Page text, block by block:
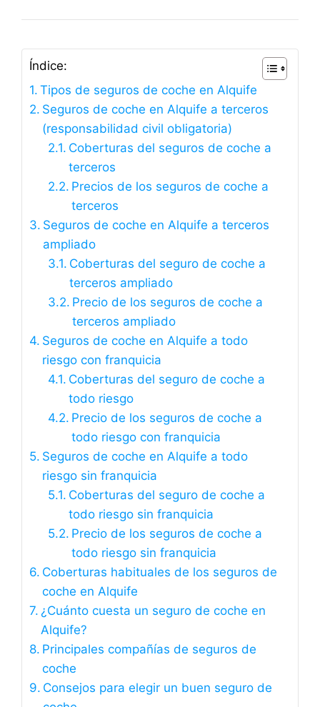
Índice:
Tipos de seguros de coche en Alquife
Seguros de coche en Alquife a terceros
(responsabilidad civil obligatoria)
Coberturas del seguros de coche a
terceros
Precios de los seguros de coche a
terceros
Seguros de coche en Alquife a terceros
ampliado
Coberturas del seguro de coche a
terceros ampliado
Precio de los seguros de coche a
terceros ampliado
Seguros de coche en Alquife a todo
riesgo con franquicia
Coberturas del seguro de coche a
todo riesgo
Precio de los seguros de coche a
todo riesgo con franquicia
Seguros de coche en Alquife a todo
riesgo sin franquicia
Coberturas del seguro de coche a
todo riesgo sin franquicia
Precio de los seguros de coche a
todo riesgo sin franquicia
Coberturas habituales de los seguros de
coche en Alquife
¿Cuánto cuesta un seguro de coche en
Alquife?
Principales compañías de seguros de
coche
Consejos para elegir un buen seguro de